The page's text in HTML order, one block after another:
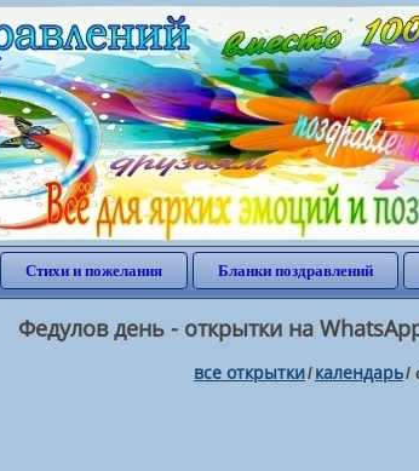
Стихи и пожелания Бланки поздравлений
Федулов день - открытки на
все открытки/календарь/